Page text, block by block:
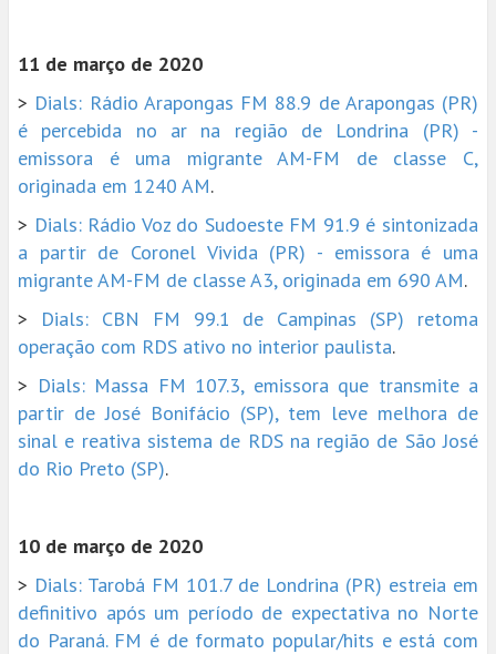
11 de março de 2020
> Dials: Rádio Arapongas FM 88.9 de Arapongas (PR)
é percebida no ar na região de Londrina (PR) -
emissora é uma migrante AM-FM de classe C,
originada em 1240 AM.
> Dials: Rádio Voz do Sudoeste FM 91.9 é sintonizada
a partir de Coronel Vivida (PR) - emissora é uma
migrante AM-FM de classe A3, originada em 690 AM.
> Dials: CBN FM 99.1 de Campinas (SP) retoma
operação com RDS ativo no interior paulista.
> Dials: Massa FM 107.3, emissora que transmite a
partir de José Bonifácio (SP), tem leve melhora de
sinal e reativa sistema de RDS na região de São José
do Rio Preto (SP).
10 de março de 2020
> Dials: Tarobá FM 101.7 de Londrina (PR) estreia em
definitivo após um período de expectativa no Norte
do Paraná. FM é de formato popular/hits e está com